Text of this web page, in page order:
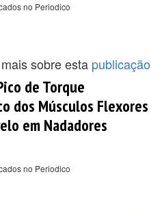
no Periodico
sobre esta publicação
de Torque
dos Músculos Flexores
em Nadadores
no Periodico